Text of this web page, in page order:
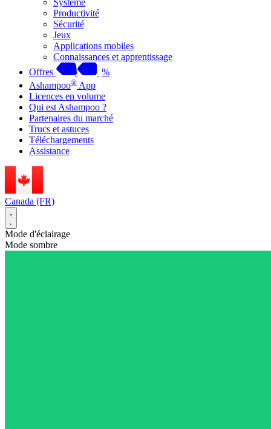
Système
Productivité
Sécurité
Jeux
Applications mobiles
Connaissances et apprentissage
Offres
%
Ashampoo® App
Licences en volume
Qui est Ashampoo ?
Partenaires du marché
Trucs et astuces
Téléchargements
Assistance
Canada (FR)
Mode d'éclairage
Mode sombre